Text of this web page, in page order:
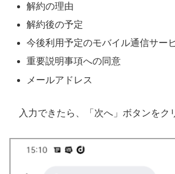
解約の理由
解約後の予定
今後利用予定のモバイル通信サー
重要説明事項への同意
メールアドレス
入力できたら、「次へ」ボタンをク